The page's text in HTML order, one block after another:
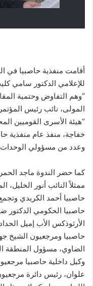
أقامت منفذية حاصبيا في
للإعلامي الدكتور سامي
“وهم التفاوض وحتمية
المولى، نائب رئيس
“هيئة الأسرى القوميين
خفاجة، منفذ عام منفذية
وعدد من مسؤولي
كما حضر الندوة ماجد
ممثلاً النائب أنور الخليل،
حاصبيا أحمد الكريدي
حاصبيا الحكومي الدكتور
الأرثوذكس الأب إميل
حاصبيا ومرجعيون الشيخ
الضاوي، مسؤول المنطقة
وكيل داخلية حاصبيا
علوان، رئيس دائرة